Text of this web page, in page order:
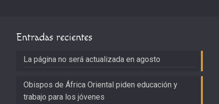
Entradas recientes
La página no será actualizada en agosto
Obispos de África Oriental piden educación y
trabajo para los jóvenes